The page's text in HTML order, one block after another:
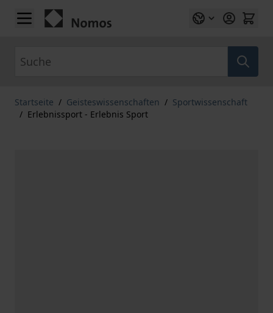
Zum Inhalt springen
Startseite / Geisteswissenschaften / Sportwissenschaft
/ Erlebnissport - Erlebnis Sport